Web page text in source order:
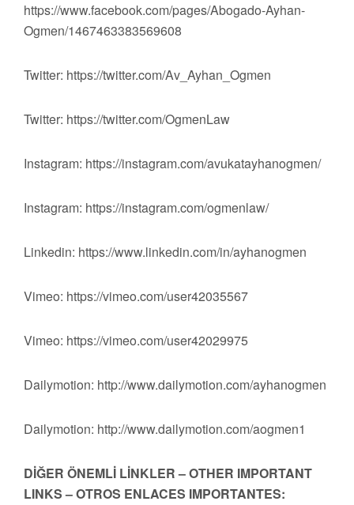
https://www.facebook.com/pages/Abogado-Ayhan-
Ogmen/1467463383569608
Twitter: https://twitter.com/Av_Ayhan_Ogmen
Twitter: https://twitter.com/OgmenLaw
Instagram: https://instagram.com/avukatayhanogmen/
Instagram: https://instagram.com/ogmenlaw/
Linkedin: https://www.linkedin.com/in/ayhanogmen
Vimeo: https://vimeo.com/user42035567
Vimeo: https://vimeo.com/user42029975
Dailymotion: http://www.dailymotion.com/ayhanogmen
Dailymotion: http://www.dailymotion.com/aogmen1
DİĞER ÖNEMLİ LİNKLER – OTHER IMPORTANT
LINKS – OTROS ENLACES IMPORTANTES: